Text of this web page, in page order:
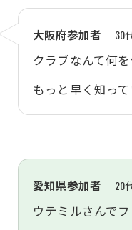
大阪府参加者 30
クラブなんて何
もっと早く知っ
愛知県参加者 20
ウテミルさんで